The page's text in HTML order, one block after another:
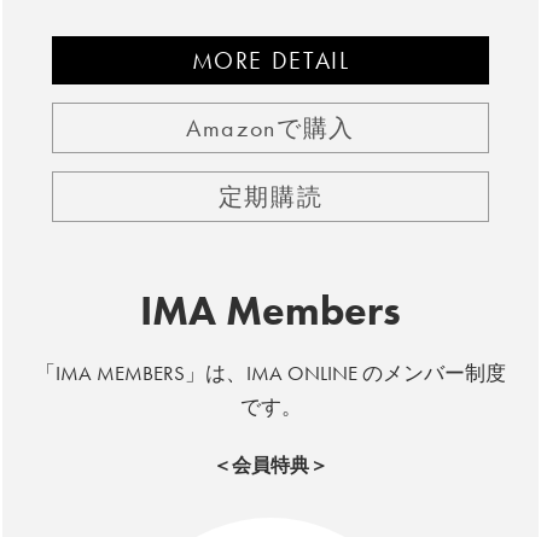
MORE DETAIL
Amazonで購入
定期購読
IMA Members
「IMA MEMBERS」は、IMA ONLINE のメンバー制度
です。
＜会員特典＞